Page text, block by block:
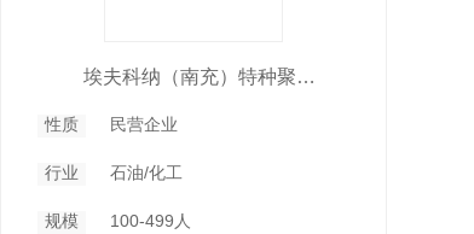
埃夫科纳（南充）特种聚合物有限公司
性质 民营企业
行业 石油/化工
规模 100-499人